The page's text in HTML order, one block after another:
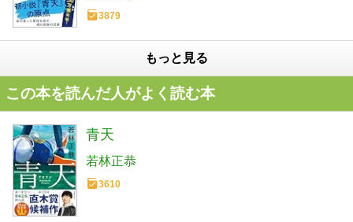
3879
もっと見る
この本を読んだ人がよく読む本
青天
若林正恭
3610